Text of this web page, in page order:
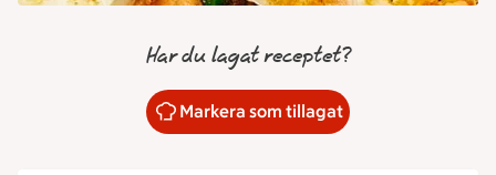
Har du lagat receptet?
Markera som tillagat